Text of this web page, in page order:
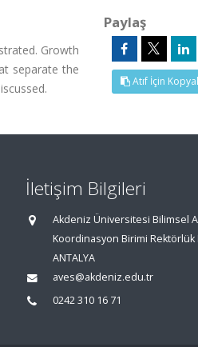
Growth
separate the
Paylaş
Atıf İçin
İletişim Bilgileri
Akdeniz Üniversitesi Bilimsel
Koordinasyon Birimi Rektörlük
ANTALYA
aves@akdeniz.edu.tr
0242 310 16 71